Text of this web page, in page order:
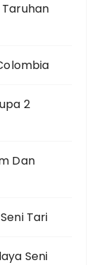
2
Dan
Tari
Seni